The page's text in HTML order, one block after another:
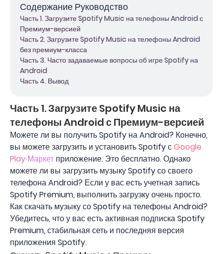
Содержание Руководство
Часть 1. Загрузите Spotify Music на телефоны Android с
Премиум-версией
Часть 2. Загрузите Spotify Music на телефоны Android
без премиум-класса
Часть 3. Часто задаваемые вопросы об игре Spotify на
Android
Часть 4. Вывод
Часть 1. Загрузите Spotify Music на
телефоны Android с Премиум-версией
Можете ли вы получить Spotify на Android? Конечно,
вы можете загрузить и установить Spotify сGoogle
Play Маркет приложение. Это бесплатно. Однако
можете ли вы загрузить музыку Spotify со своего
телефона Android? Если у вас есть учетная запись
Spotify Premium, выполнить загрузку очень просто.
Как скачать музыку со Spotify на телефоны Android?
Убедитесь, что у вас есть активная подписка Spotify
Premium, стабильная сеть и последняя версия
приложения Spotify.